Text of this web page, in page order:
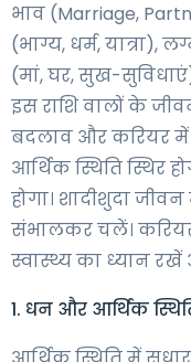
भाव (Marriage,
(भाग्य, धर्म, यात्रा),
(मां, घर, सुख-
इस राशि वालों के
बदलाव और करियर में
आर्थिक स्थिति स्थिर
होगा। शादीशुदा
संभालकर चलें।
स्वास्थ्य का ध्यान
1. धन और आर्थिक